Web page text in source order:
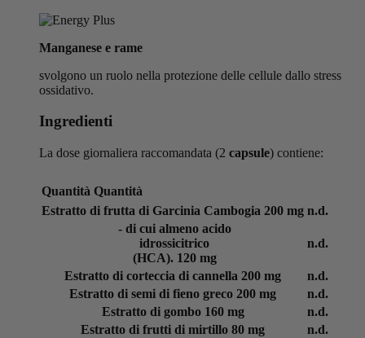
Manganese e rame
svolgono un ruolo nella protezione delle cellule dallo stress
ossidativo.
Ingredienti
La dose giornaliera raccomandata (2 capsule) contiene:
Quantità Quantità
Estratto di frutta di Garcinia Cambogia 200 mg n.d.
- di cui almeno acido
idrossicitrico
(HCA).120 mg
n.d.
Estratto di corteccia di cannella 200 mg
n.d.
Estratto di semi di fieno greco 200 mg
n.d.
Estratto di gombo160 mg
n.d.
Estratto di frutti di mirtillo 80 mg
n.d.